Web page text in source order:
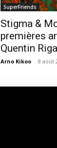
SuperFriends
Stigma &
premières
Quentin
Arno Kikoo - 8 août